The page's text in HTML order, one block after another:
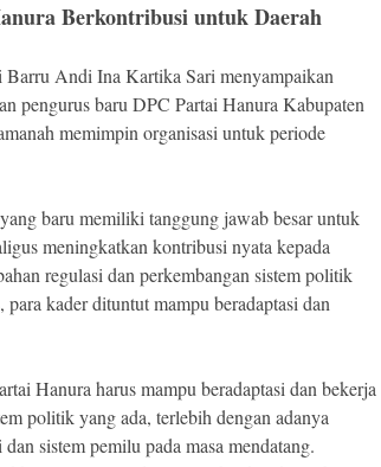
Berkontribusi untuk Daerah
Barru Andi Ina Kartika Sari menyampaikan
pengurus baru DPC Partai Hanura Kabupaten
memimpin organisasi untuk periode
baru memiliki tanggung jawab besar untuk
meningkatkan kontribusi nyata kepada
regulasi dan perkembangan sistem politik
kader dituntut mampu beradaptasi dan
Hanura harus mampu beradaptasi dan bekerja
politik yang ada, terlebih dengan adanya
sistem pemilu pada masa mendatang.